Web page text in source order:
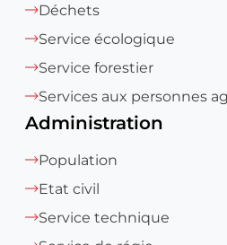
Déchets
Service écologique
Service forestier
Services aux personnes
Administration
Population
Etat civil
Service technique